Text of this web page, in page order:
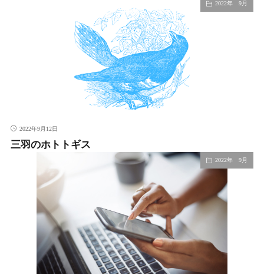
2022年 9月
2022年9月12日
三羽のホトトギス
2022年 9月